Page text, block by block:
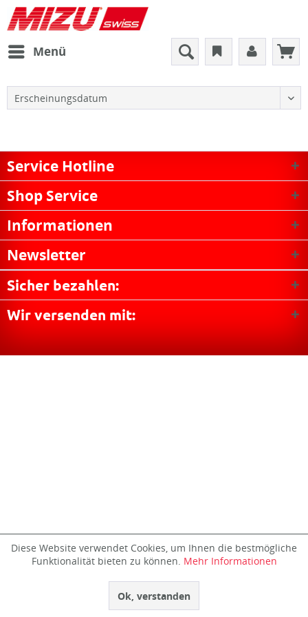
Menü
Service Hotline
Shop Service
Informationen
Newsletter
Sicher bezahlen:
Wir versenden mit:
Diese Website verwendet Cookies, um Ihnen die bestmögliche
Funktionalität bieten zu können. Mehr Informationen
Ok, verstanden